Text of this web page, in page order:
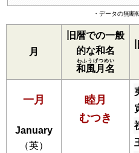
・データの無断
月
旧暦での一般
的な和名
和風月名
わふうげつめい
一月
January
（英）
睦月
むつき